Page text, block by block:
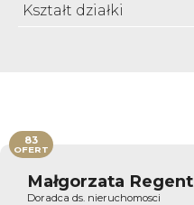
Kształt działki
Małgorzata Regent
Doradca ds. nieruchomosci
83
OFERT